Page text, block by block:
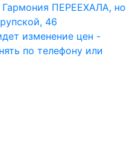
Гармония ПЕРЕЕХАЛА, но
46
изменение цен -
по телефону или